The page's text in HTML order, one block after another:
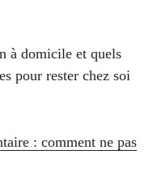
à domicile et quels
pour rester chez soi
: comment ne pas